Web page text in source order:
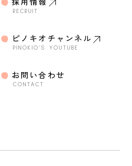
RECRUIT
ピノキオチャンネル
PINOKIO’S YOUTUBE
お問い合わせ
CONTACT